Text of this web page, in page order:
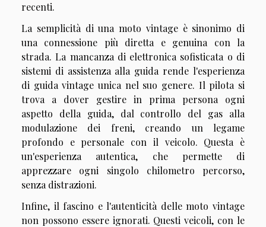
recenti.
La semplicità di una moto vintage è sinonimo di
una connessione più diretta e genuina con la
strada. La mancanza di elettronica sofisticata o di
sistemi di assistenza alla guida rende l'esperienza
di guida vintage unica nel suo genere. Il pilota si
trova a dover gestire in prima persona ogni
aspetto della guida, dal controllo del gas alla
modulazione dei freni, creando un legame
profondo e personale con il veicolo. Questa è
un'esperienza autentica, che permette di
apprezzare ogni singolo chilometro percorso,
senza distrazioni.
Infine, il fascino e l'autenticità delle moto vintage
non possono essere ignorati. Questi veicoli, con le